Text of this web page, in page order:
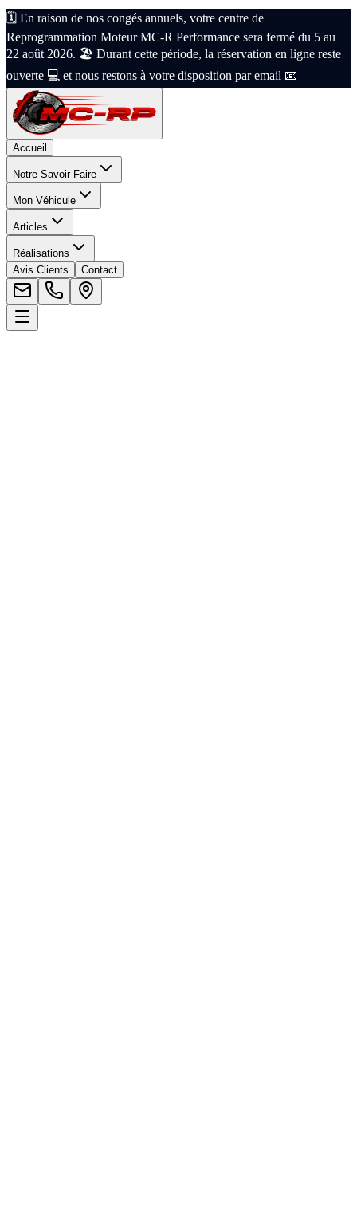
🗓️ En raison de nos congés annuels, votre centre de
Reprogrammation Moteur MC-R Performance sera fermé du 5 au
22 août 2026. 🏖️ Durant cette période, la réservation en ligne reste
ouverte 💻 et nous restons à votre disposition par email 📧
Accueil
Notre Savoir-Faire
Mon Véhicule
Articles
Réalisations
Avis Clients
Contact